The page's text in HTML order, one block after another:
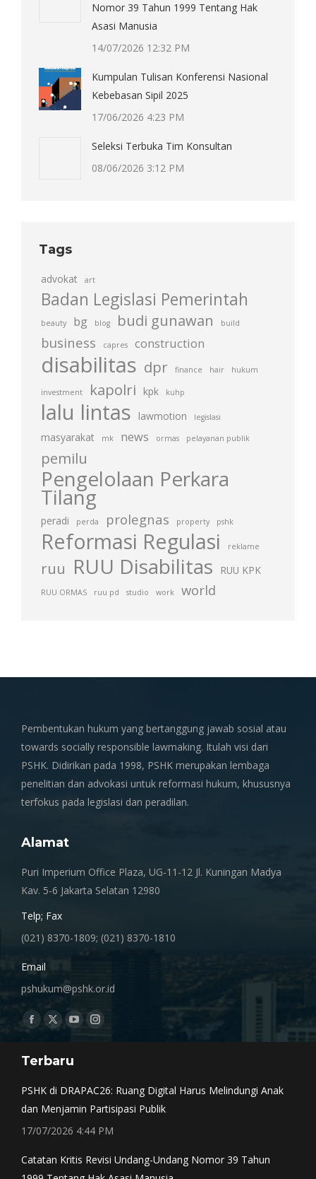
Nomor 39 Tahun 1999 Tentang Hak
Asasi Manusia
14/07/2026 12:32 PM
Kumpulan Tulisan Konferensi Nasional
Kebebasan Sipil 2025
17/06/2026 4:23 PM
Seleksi Terbuka Tim Konsultan
08/06/2026 3:12 PM
Tags
advokat art
Badan Legislasi Pemerintah
beauty bg blog budi gunawan build
business capres construction
disabilitas dpr finance hair hukum
investment kapolri kpk kuhp
lalu lintas lawmotion legislasi
masyarakat mk news ormas pelayanan publik
pemilu
Pengelolaan Perkara
Tilang
peradi perda prolegnas property pshk
Reformasi Regulasi reklame
ruu RUU Disabilitas RUU KPK
RUU ORMAS ruu pd studio work world
Pembentukan hukum yang bertanggung jawab sosial atau
towards socially responsible lawmaking. Itulah visi dari
PSHK. Didirikan pada 1998, PSHK merupakan lembaga
penelitian dan advokasi untuk reformasi hukum, khususnya
terfokus pada legislasi dan peradilan.
Alamat
Puri Imperium Office Plaza, UG-11-12 Jl. Kuningan Madya
Kav. 5-6 Jakarta Selatan 12980
Telp; Fax
(021) 8370-1809; (021) 8370-1810
Email
pshukum@pshk.or.id
Find us on:
Facebook
opens
window
X
opens
window
YouTube
opens
Instagram
window
Terbaru
PSHK di DRAPAC26: Ruang Digital Harus Melindungi Anak
dan Menjamin Partisipasi Publik
17/07/2026 4:44 PM
Catatan Kritis Revisi Undang-Undang Nomor 39 Tahun